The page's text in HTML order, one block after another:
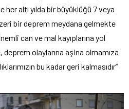
altı yılda bir büyüklüğü 7 veya
bir deprem meydana gelmekte
can ve mal kayıplarına yol
deprem olaylarına aşina olmamıza
bu kadar geri kalmasıdır”